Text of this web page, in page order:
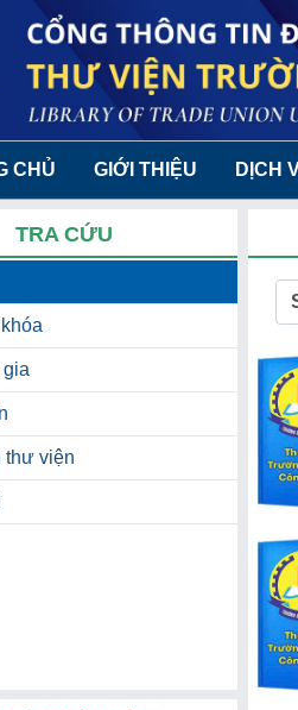
CHỦ GIỚI THIỆU DỊCH
TRA CỨU
gia
thư viện